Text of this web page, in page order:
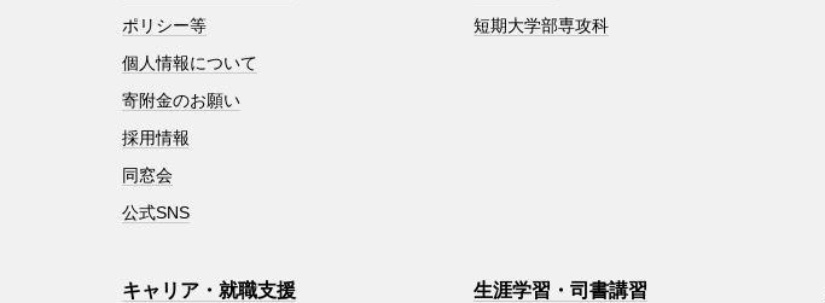
ポリシー等
個人情報について
寄附金のお願い
採用情報
同窓会
公式SNS
短期大学部専攻科
キャリア・就職支援 生涯学習・司書講習